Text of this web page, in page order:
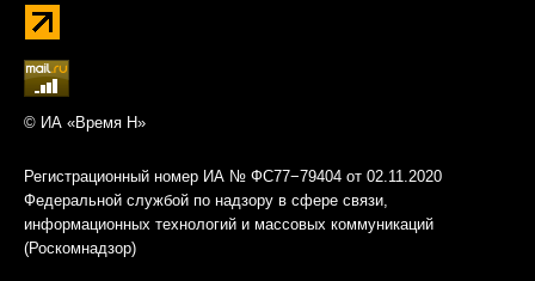
© ИА «Время Н»
Регистрационный номер ИА № ФС77−79404 от 02.11.2020
Федеральной службой по надзору в сфере связи,
информационных технологий и массовых коммуникаций
(Роскомнадзор)